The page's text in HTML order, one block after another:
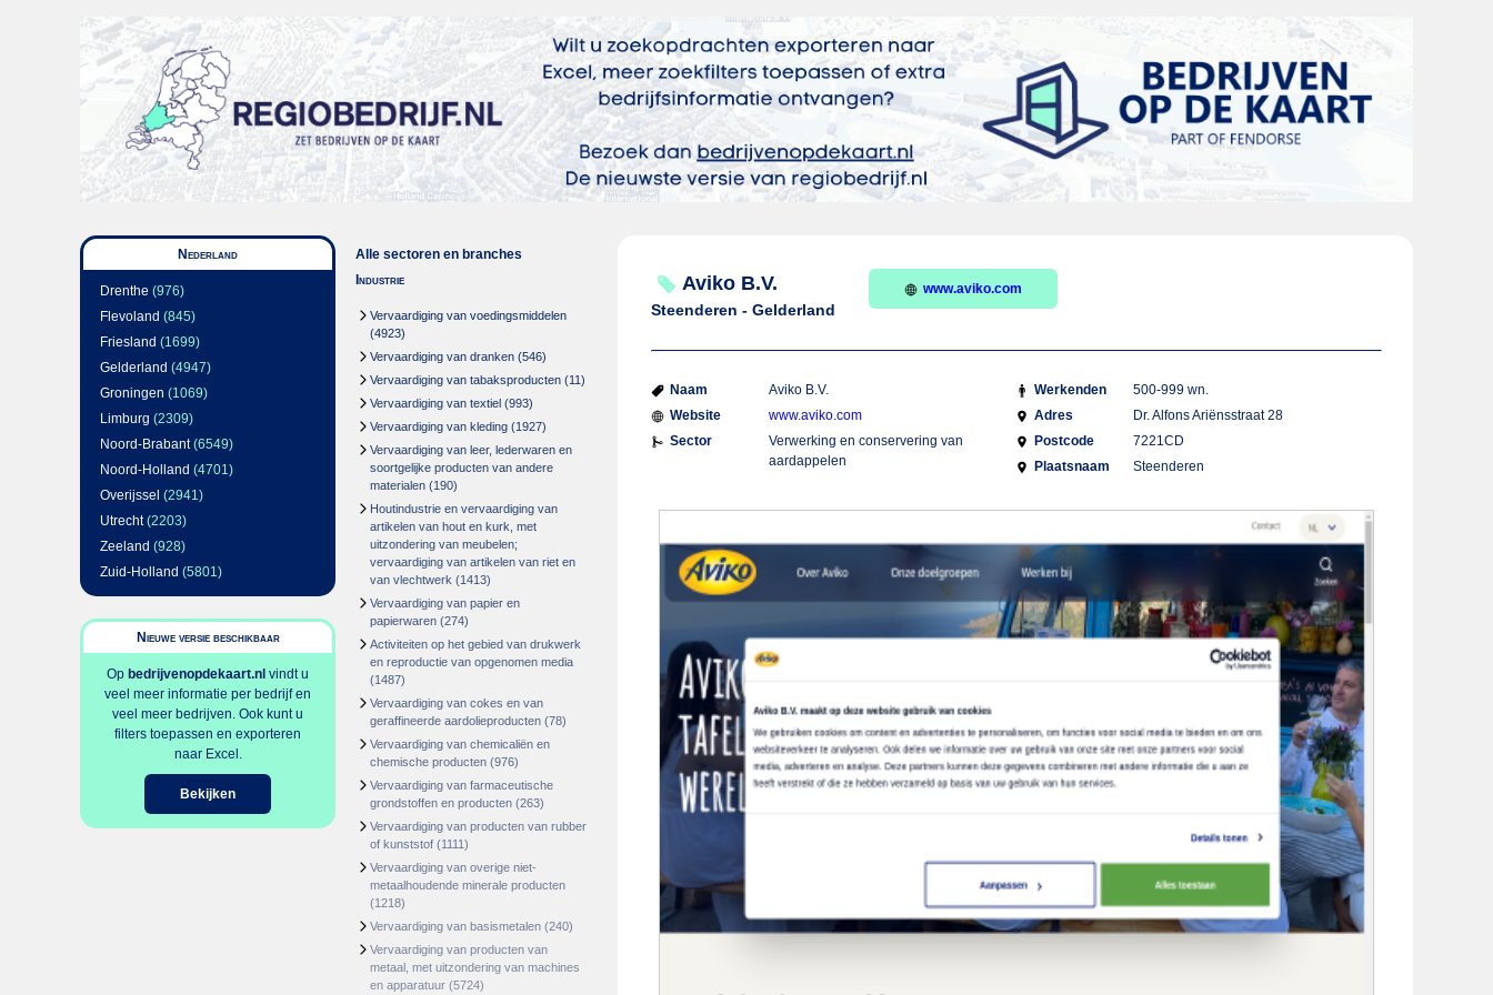
Nederland
Drenthe (976)
Flevoland (845)
Friesland (1699)
Gelderland (4947)
Groningen (1069)
Limburg (2309)
Noord-Brabant(6549)
Noord-Holland (4701)
Overijssel (2941)
Utrecht(2203)
Zeeland (928)
Zuid-Holland (5801)
Nieuwe versie beschikbaar
Op bedrijvenopdekaart.nl vindt u
veel meer informatie per bedrijf en
veel meer bedrijven. Ook kunt u
filters toepassen en exporteren
naar Excel.
Bekijken
Alle sectoren en branches
Industrie
Vervaardiging van voedingsmiddelen
(4923)
Vervaardiging van dranken (546)
Vervaardiging van tabaksproducten (11)
Vervaardiging van textiel (993)
Vervaardiging van kleding (1927)
Vervaardiging van leer, lederwaren en
soortgelijke producten van andere
materialen (190)
Houtindustrie en vervaardiging van
artikelen van hout en kurk, met
uitzondering van meubelen;
vervaardiging van artikelen van riet en
van vlechtwerk (1413)
Vervaardiging van papier en
papierwaren (274)
Activiteiten op het gebied van drukwerk
en reproductie van opgenomen media
(1487)
Vervaardiging van cokes en van
geraffineerde aardolieproducten (78)
Vervaardiging van chemicaliën en
chemische producten (976)
Vervaardiging van farmaceutische
grondstoffen en producten (263)
Vervaardiging van producten van rubber
of kunststof (1111)
Vervaardiging van overige niet-
metaalhoudende minerale producten
(1218)
Vervaardiging van basismetalen (240)
Vervaardiging van producten van
metaal, met uitzondering van machines
en apparatuur (5724)
Aviko B.V.
Steenderen - Gelderland
www.aviko.com
Naam
Aviko B.V.
Website
www.aviko.com
Sector
Verwerking en conservering van
aardappelen
Werkenden
500-999 wn.
Adres
Dr. Alfons Ariënsstraat 28
Postcode
7221CD
Plaatsnaam
Steenderen